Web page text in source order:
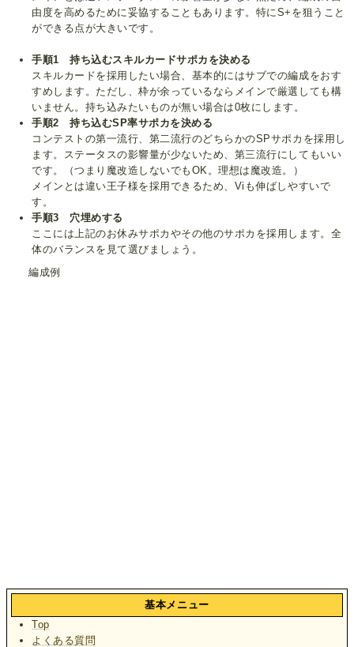
由度を高めるために妥協することもあります。特にS+を狙うこと
ができる点が大きいです。
手順1 持ち込むスキルカードサポカを決める
スキルカードを採用したい場合、基本的にはサブでの編成をおす
すめします。ただし、枠が余っているならメインで厳選しても構
いません。持ち込みたいものが無い場合は0枚にします。
手順2 持ち込むSP率サポカを決める
コンテストの第一流行、第二流行のどちらかのSPサポカを採用し
ます。ステータスの影響量が少ないため、第三流行にしてもいい
です。（つまり魔改造しないでもOK。理想は魔改造。）
メインとは違い王子様を採用できるため、Viも伸ばしやすいで
す。
手順3 穴埋めする
ここには上記のお休みサポカやその他のサポカを採用します。全
体のバランスを見て選びましょう。
編成例
基本メニュー
Top
よくある質問